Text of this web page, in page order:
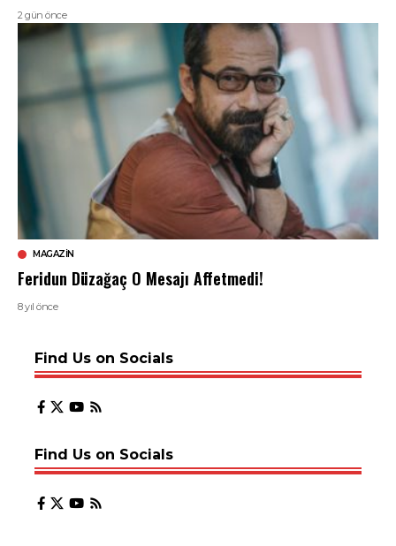
2 gün önce
MAGAZIN
Feridun Düzağaç O Mesajı Affetmedi!
8 yıl önce
Find Us on Socials
Find Us on Socials